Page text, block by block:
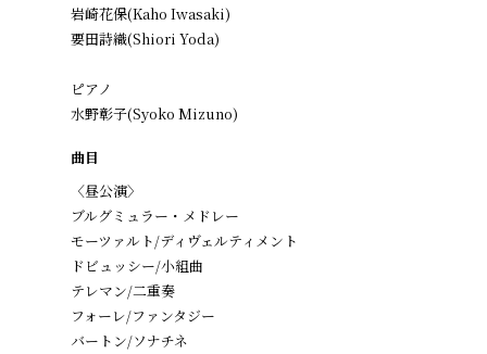
岩崎花保(Kaho Iwasaki)
要田詩織(Shiori Yoda)
ピアノ
水野彰子(Syoko Mizuno)
曲目
〈昼公演〉
ブルグミュラー・メドレー
モーツァルト/ディヴェルティメント
ドビュッシー/小組曲
テレマン/二重奏
フォーレ/ファンタジー
バートン/ソナチネ